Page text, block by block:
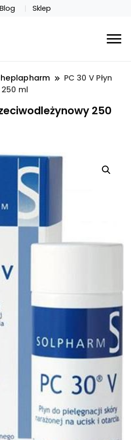
Blog Sklep
PC 30 V Płyn
ml
250